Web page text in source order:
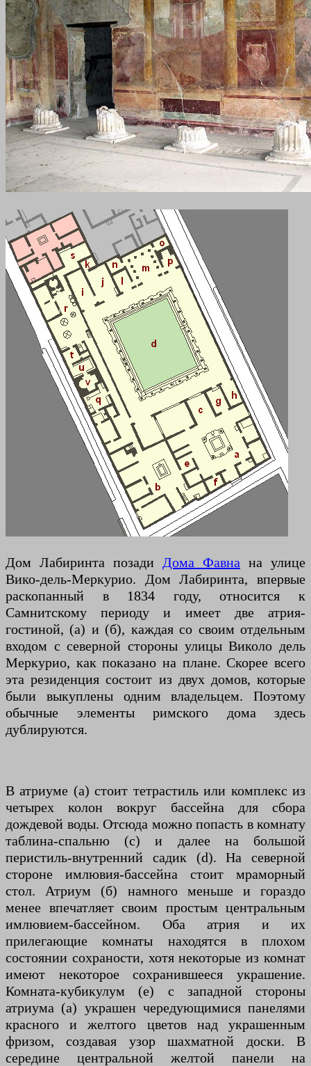
Дом Лабиринта позади Дома Фавна на улице
Вико-дель-Меркурио. Дом Лабиринта, впервые
раскопанный в 1834 году, относится к
Самнитскому периоду и имеет две атрия-
гостиной, (а) и (б), каждая со своим отдельным
входом с северной стороны улицы Виколо дель
Меркурио, как показано на плане. Скорее всего
эта резиденция состоит из двух домов, которые
были выкуплены одним владельцем. Поэтому
обычные элементы римского дома здесь
дублируются.
В атриуме (а) стоит тетрастиль или комплекс из
четырех колон вокруг бассейна для сбора
дождевой воды. Отсюда можно попасть в комнату
таблина-спальню (с) и далее на большой
перистиль-внутренний садик (d). На северной
стороне имлювия-бассейна стоит мраморный
стол. Атриум (б) намного меньше и гораздо
менее впечатляет своим простым центральным
имлювием-бассейном. Оба атрия и их
прилегающие комнаты находятся в плохом
состоянии сохраности, хотя некоторые из комнат
имеют некоторое сохранившееся украшение.
Комната-кубикулум (e) с западной стороны
атриума (а) украшен чередующимися панелями
красного и желтого цветов над украшенным
фризом, создавая узор шахматной доски. В
середине центральной желтой панели на